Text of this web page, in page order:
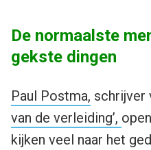
De normaalste
gekste dingen
Paul Postma, schrijver
van de verleiding’,
kijken veel naar het